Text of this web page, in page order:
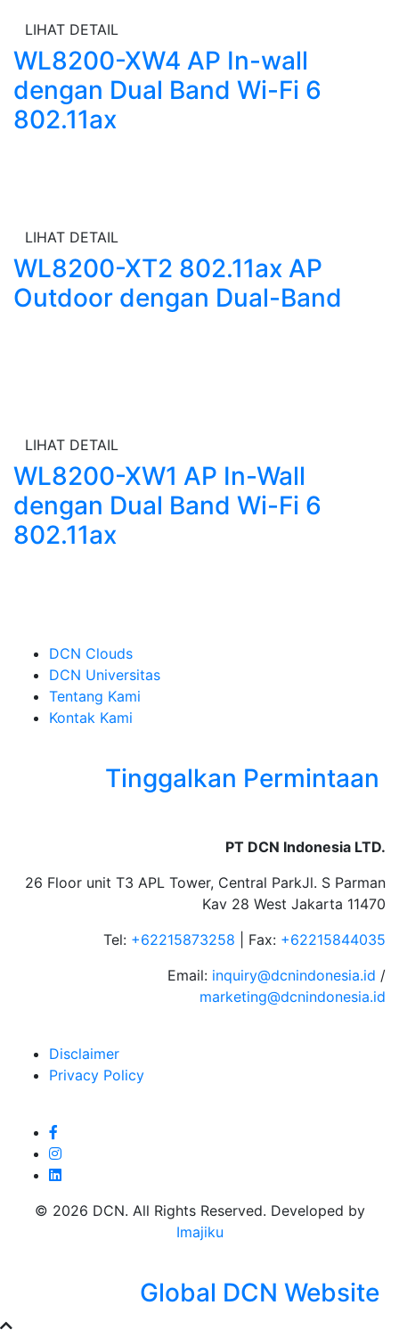
LIHAT DETAIL
WL8200-XW4 AP In-wall
dengan Dual Band Wi-Fi 6
802.11ax
LIHAT DETAIL
WL8200-XT2 802.11ax AP
Outdoor dengan Dual-Band
LIHAT DETAIL
WL8200-XW1 AP In-Wall
dengan Dual Band Wi-Fi 6
802.11ax
DCN Clouds
DCN Universitas
Tentang Kami
Kontak Kami
Tinggalkan Permintaan
PT DCN Indonesia LTD.
26 Floor unit T3 APL Tower, Central ParkJl. S Parman
Kav 28 West Jakarta 11470
Tel: +62215873258 | Fax: +62215844035
Email: inquiry@dcnindonesia.id /
marketing@dcnindonesia.id
Disclaimer
Privacy Policy
© 2026 DCN. All Rights Reserved. Developed by
Imajiku
Global DCN Website